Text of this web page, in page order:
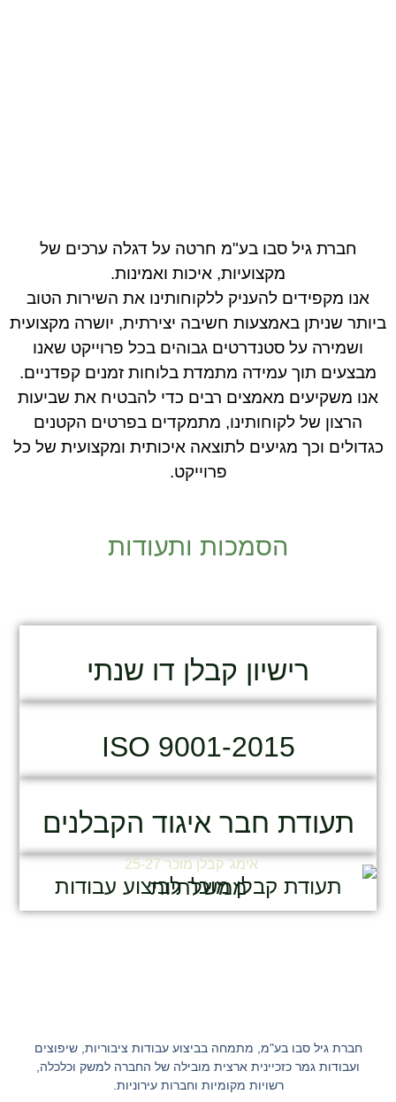
חברת גיל סבו בע"מ חרטה על דגלה ערכים של
מקצועיות, איכות ואמינות.
אנו מקפידים להעניק ללקוחותינו את השירות הטוב
ביותר שניתן באמצעות חשיבה יצירתית, יושרה מקצועית
ושמירה על סטנדרטים גבוהים בכל פרוייקט שאנו
מבצעים תוך עמידה מתמדת בלוחות זמנים קפדניים.
אנו משקיעים מאמצים רבים כדי להבטיח את שביעות
הרצון של לקוחותינו, מתמקדים בפרטים הקטנים
כגדולים וכך מגיעים לתוצאה איכותית ומקצועית של כל
פרוייקט.
הסמכות ותעודות
רישיון קבלן דו שנתי
ISO 9001-2015
תעודת חבר איגוד הקבלנים
תעודת קבלן מוכר לביצוע עבודות ממשלתיות
חברת גיל סבו בע"מ, מתמחה בביצוע עבודות ציבוריות, שיפוצים
ועבודות גמר כזכיינית ארצית מובילה של החברה למשק וכלכלה,
רשויות מקומיות וחברות עירוניות.